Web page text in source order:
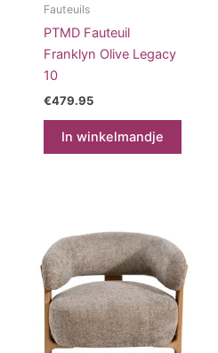
Fauteuils
PTMD Fauteuil
Franklyn Olive Legacy
10
€479.95
In winkelmandje